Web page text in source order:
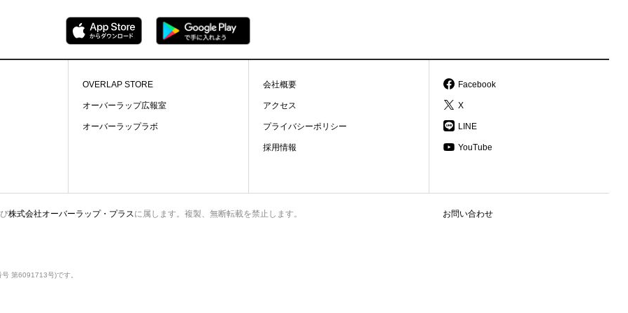
OVERLAP STORE
オーバーラップ広報室
オーバーラップラボ
会社概要
アクセス
プライバシーポリシー
採用情報
Facebook
X
LINE
YouTube
お問い合わせ
株式会社オーバーラップ・プラス に属します。複製、無断転載を禁止します。
第6091713号)です。